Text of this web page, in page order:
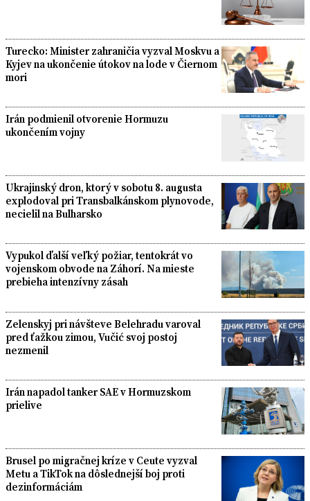
Turecko: Minister zahraničia vyzval Moskvu a
Kyjev na ukončenie útokov na lode v Čiernom
mori
Irán podmienil otvorenie Hormuzu
ukončením vojny
Ukrajinský dron, ktorý v sobotu 8. augusta
explodoval pri Transbalkánskom plynovode,
necielil na Bulharsko
Vypukol ďalší veľký požiar, tentokrát vo
vojenskom obvode na Záhorí. Na mieste
prebieha intenzívny zásah
Zelenskyj pri návšteve Belehradu varoval
pred ťažkou zimou, Vučić svoj postoj
nezmenil
Irán napadol tanker SAE v Hormuzskom
prielive
Brusel po migračnej kríze v Ceute vyzval
Metu a TikTok na dôslednejší boj proti
dezinformáciám